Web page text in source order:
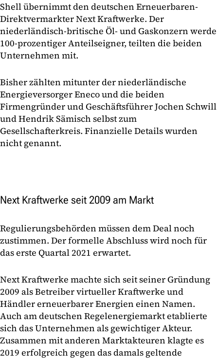
Shell übernimmt den deutschen Erneuerbaren-
Direktvermarkter Next Kraftwerke. Der
niederländisch-britische Öl- und Gaskonzern werde
100-prozentiger Anteilseigner, teilten die beiden
Unternehmen mit.
Bisher zählten mitunter der niederländische
Energieversorger Eneco und die beiden
Firmengründer und Geschäftsführer Jochen Schwill
und Hendrik Sämisch selbst zum
Gesellschafterkreis. Finanzielle Details wurden
nicht genannt.
Next Kraftwerke seit 2009 am Markt
Regulierungsbehörden müssen dem Deal noch
zustimmen. Der formelle Abschluss wird noch für
das erste Quartal 2021 erwartet.
Next Kraftwerke machte sich seit seiner Gründung
2009 als Betreiber virtueller Kraftwerke und
Händler erneuerbarer Energien einen Namen.
Auch am deutschen Regelenergiemarkt etablierte
sich das Unternehmen als gewichtiger Akteur.
Zusammen mit anderen Marktakteuren klagte es
2019 erfolgreich gegen das damals geltende